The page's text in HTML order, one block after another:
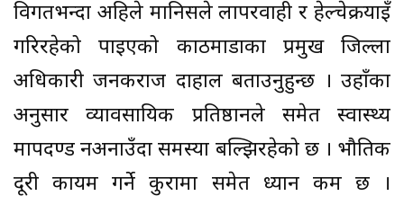
विगतभन्दा अहिले मानिसले लापरवाही र हेल्चेक्रयाइँ
गरिरहेको पाइएको काठमाडौँका प्रमुख जिल्ला
अधिकारी जनकराज दाहाल बताउनुहुन्छ । उहाँका
अनुसार व्यावसायिक प्रतिष्ठानले समेत स्वास्थ्य
मापदण्ड नअनाउँदा समस्या बल्झिरहेको छ । भौतिक
दूरी कायम गर्ने कुरामा समेत ध्यान कम छ ।